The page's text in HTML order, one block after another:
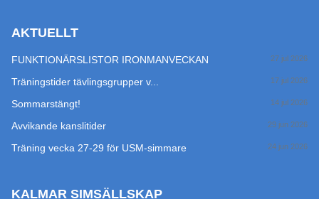
AKTUELLT
FUNKTIONÄRSLISTOR IRONMANVECKAN 27 jul 2026
Träningstider tävlingsgrupper v... 17 jul 2026
Sommarstängt! 14 jul 2026
Avvikande kanslitider 29 jun 2026
Träning vecka 27-29 för USM-simmare 24 jun 2026
KALMAR SIMSÄLLSKAP